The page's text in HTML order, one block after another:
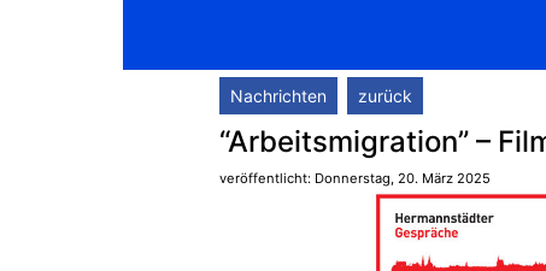
Nachrichten zurück
“Arbeitsmigration” –
veröffentlicht: Donnerstag, 20. März 2025